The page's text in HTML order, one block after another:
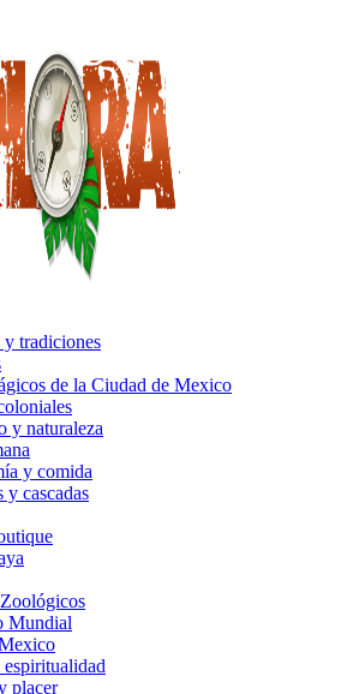
y tradiciones
de la Ciudad de Mexico
y naturaleza
y comida
y cascadas
Mundial
placer